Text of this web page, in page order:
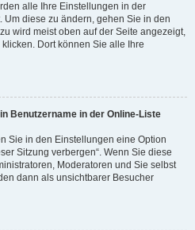
alle Ihre Einstellungen in der
Um diese zu ändern, gehen Sie in den
wird meist oben auf der Seite angezeigt,
Dort können Sie alle Ihre
Benutzername in der Online-Liste
Sie in den Einstellungen eine Option
Sitzung verbergen“. Wenn Sie diese
Moderatoren und Sie selbst
dann als unsichtbarer Besucher